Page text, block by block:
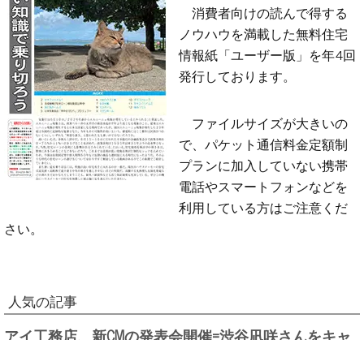
消費者向けの読んで得する
ノウハウを満載した無料住宅
情報紙「ユーザー版」を年4回
発行しております。
ファイルサイズが大きいの
で、パケット通信料金定額制
プランに加入していない携帯
電話やスマートフォンなどを
利用している方はご注意くだ
さい。
人気の記事
アイ工務店、新CMの発表会開催=渋谷凪咲さんをキャ